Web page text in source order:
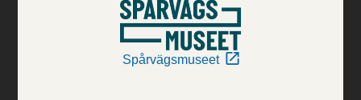
Spårvägsmuseet